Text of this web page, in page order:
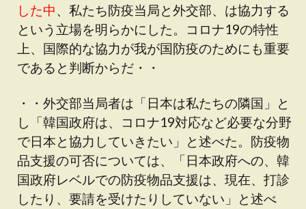
した中、私たち防疫当局と外交部、は協力する
という立場を明らかにした。コロナ19の特性
上、国際的な協力が我が国防疫のためにも重要
であると判断からだ・・
・・外交部当局者は「日本は私たちの隣国」と
し「韓国政府は、コロナ19対応など必要な分野
で日本と協力していきたい」と述べた。防疫物
品支援の可否については、「日本政府への、韓
国政府レベルでの防疫物品支援は、現在、打診
したり、要請を受けたりしていない」と述べ